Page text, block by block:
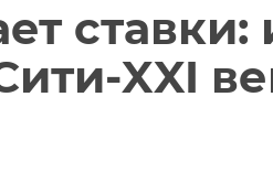
ставки:
XXI